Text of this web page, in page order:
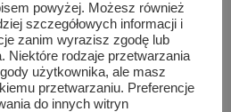
powyżej. Możesz również
szczegółowych informacji i
zanim wyrazisz zgodę lub
Niektóre rodzaje przetwarzania
użytkownika, ale masz
przetwarzaniu. Preferencje
do innych witryn